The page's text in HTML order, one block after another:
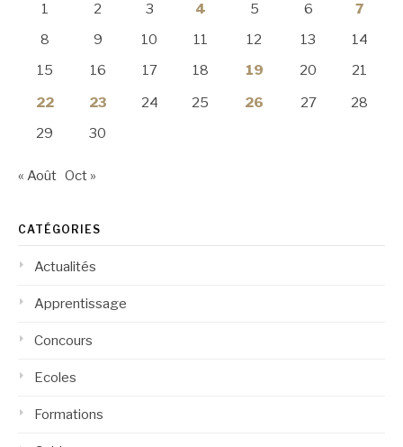
1
2 3 4 5 6
7
8
9 10 11 12 13
14
15
16 17 18 19 20
21
22
23 24 25 26 27
28
29
30
« Août Oct »
CATÉGORIES
Actualités
Apprentissage
Concours
Ecoles
Formations